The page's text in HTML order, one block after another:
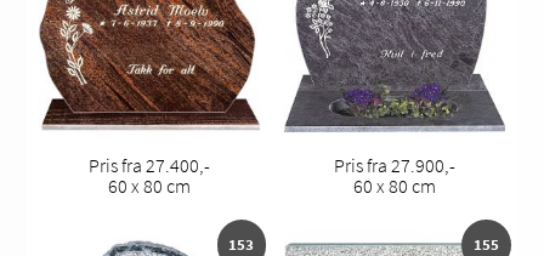
Pris fra 27.400,-
60 x 80 cm
Pris fra 27.900,-
60 x 80 cm
153 155